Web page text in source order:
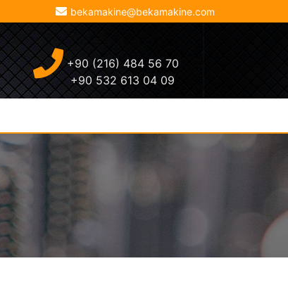
bekamakine@bekamakine.com
+90 (216) 484 56 70
+90 532 613 04 09